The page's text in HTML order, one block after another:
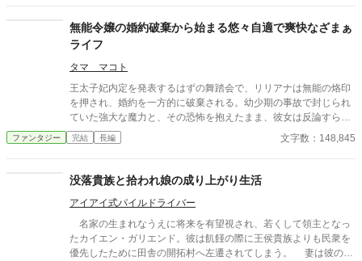
もしれませんが、書くことが未熟者の作者ゆえ見逃していただけ
ると助かります。他サイトにも投稿しています。 https://www.alp
hapolis.co.jp/novel/793391534/466596284/episode/5320962 htt
ps://www.alphapolis.co.jp/novel/793391534/387029553/episode/
10775138 https://www.alphapolis.co.jp/novel/793391534/845766
24/episode/5093144 https://www.alphapolis.co.jp/novel/7933915
34/786307039/episode/2285646
無能令嬢の婚約破棄から始まる悠々自適で爽快なざまぁ
ライフ
タマ マコト
王太子妃内定を発表するはずの舞踏会で、リリアナは無能の烙印
を押され、婚約を一方的に破棄される。幼少期の事故で封じられ
ていた強大な魔力と、その恐怖を抱えたまま、彼女は反論すらで
きず王都から追放される。だがその裏では、宰相派による政治的
策略と、彼女の力を利用し隠してきた王家と貴族の思惑が渦巻い
分の意思で生きる」選択を迫られ、死地と呼ばれる北辺境へと旅
立つ。
ファンタジー 完結 長編 文字数：148,845
没落貴族と拾われ娘の成り上がり生活
アイアイ式パイルドライバー
名家の生まれなうえに将来を有望視され、若くして領主となっ
たカイエン・ガリエンド。彼は飢饉の際に王侯貴族よりも民衆を
優先したために田舎の開拓村へ左遷されてしまう。 妻は彼の元